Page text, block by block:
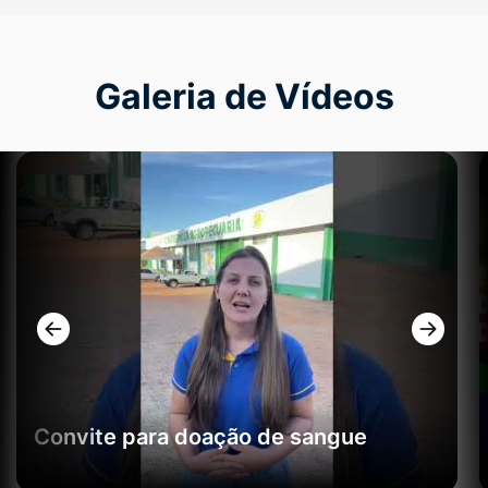
Seção Galeria de Vídeos
Galeria de Vídeos
Convite para doação de sangue